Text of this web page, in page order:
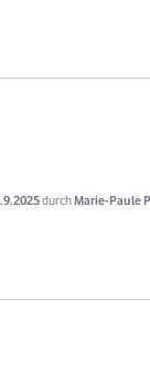
durchMarie-Paule